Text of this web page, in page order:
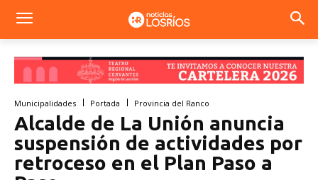
Municipalidades Portada Provincia del Ranco
Alcalde de La Unión anuncia
suspensión de actividades por
retroceso en el Plan Paso a